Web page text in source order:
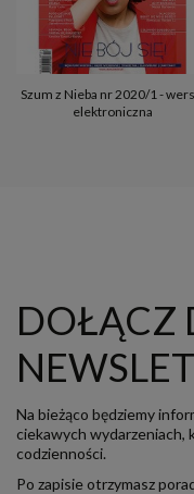
Szum z Nieba nr 2020/1 -
elektroniczna
DOŁĄCZ
Na bieżąco będziemy
ciekawych wydarzeniach,
codzienności.
Po zapisie otrzymasz